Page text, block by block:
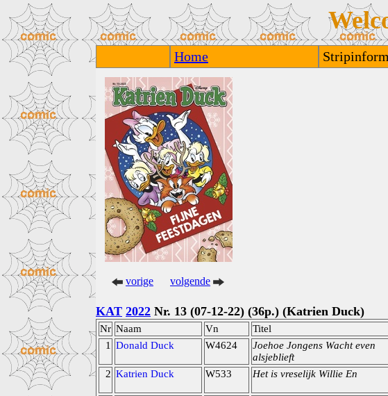
Home
vorige volgende
KAT 2022 Nr. 13 (07-12-22) (36p.) (Katrien Duck)
Nr Naam Vn Titel
1
Donald Duck W4624
Joehoe Jongens Wacht even
alsjeblieft
2 Katrien Duck W533 Het is vreselijk Willie En